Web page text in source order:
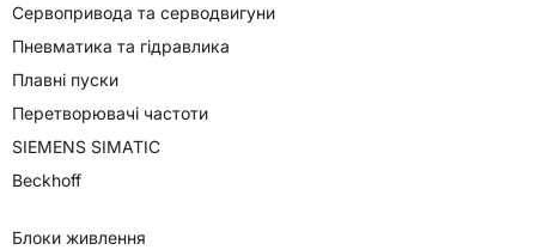
Сервопривода та серводвигуни
Пневматика та гідравлика
Плавні пуски
Перетворювачі частоти
SIEMENS SIMATIC
Beckhoff
Блоки живлення